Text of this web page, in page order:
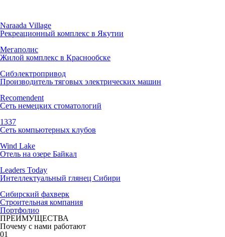
Naraada Village
Рекреационный комплекс в Якутии
Мегаполис
Жилой комплекс в Краснообске
Сибэлектропривод
Производитель тяговых электрических машин
Recomendent
Сеть немецких стоматологий
1337
Сеть компьютерных клубов
Wind Lake
Отель на озере Байкал
Leaders Today
Интеллектуальный глянец Сибири
Сибирский фахверк
Строительная компания
Портфолио
ПРЕИМУЩЕСТВА
Почему с нами работают
01